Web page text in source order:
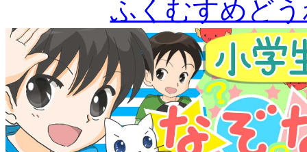
ふくむすめど